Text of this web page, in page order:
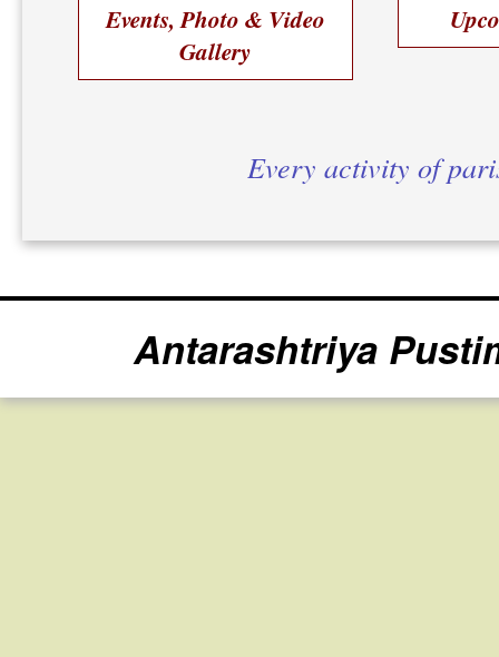
Events, Photo & Video
Gallery
Every activity of
Antarashtriya